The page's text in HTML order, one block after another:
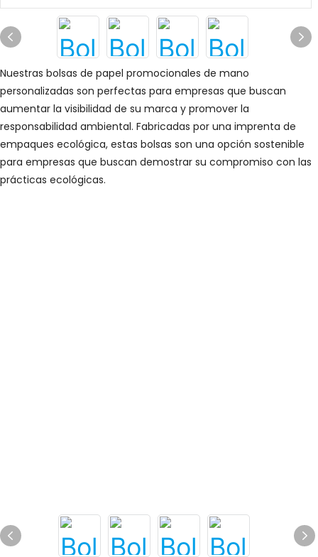
Nuestras bolsas de papel promocionales de mano
personalizadas son perfectas para empresas que buscan
aumentar la visibilidad de su marca y promover la
responsabilidad ambiental. Fabricadas por una imprenta de
empaques ecológica, estas bolsas son una opción sostenible
para empresas que buscan demostrar su compromiso con las
prácticas ecológicas.